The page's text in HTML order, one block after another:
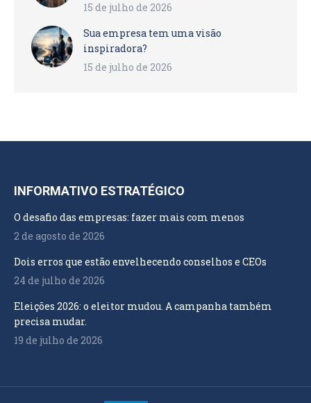
15 de julho de 2026
Sua empresa tem uma visão
inspiradora?
15 de julho de 2026
INFORMATIVO ESTRATÉGICO
O desafio das empresas: fazer mais com menos
2 de agosto de 2026
Dois erros que estão envelhecendo conselhos e CEOs
24 de julho de 2026
Eleições 2026: o eleitor mudou. A campanha também
precisa mudar.
19 de julho de 2026